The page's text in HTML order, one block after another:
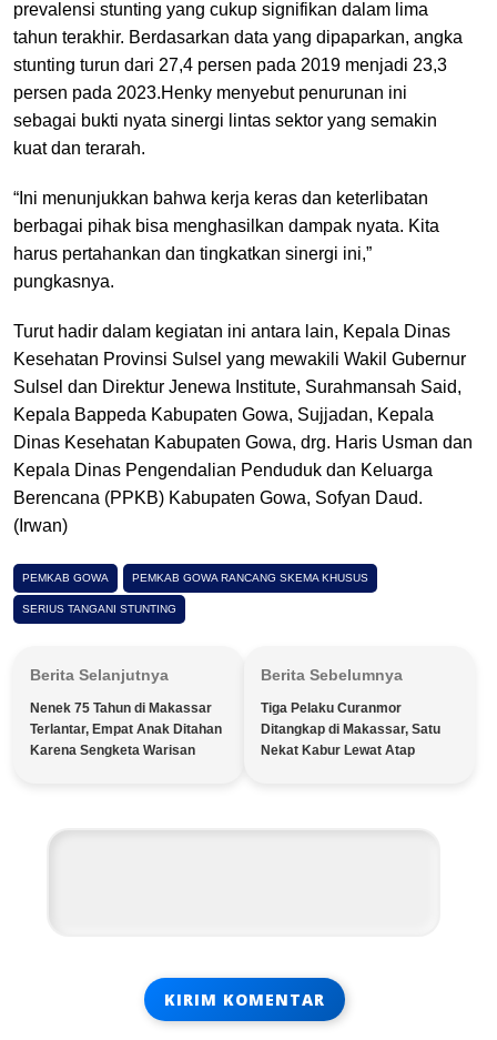
prevalensi stunting yang cukup signifikan dalam lima
tahun terakhir. Berdasarkan data yang dipaparkan, angka
stunting turun dari 27,4 persen pada 2019 menjadi 23,3
persen pada 2023.Henky menyebut penurunan ini
sebagai bukti nyata sinergi lintas sektor yang semakin
kuat dan terarah.
“Ini menunjukkan bahwa kerja keras dan keterlibatan
berbagai pihak bisa menghasilkan dampak nyata. Kita
harus pertahankan dan tingkatkan sinergi ini,”
pungkasnya.
Turut hadir dalam kegiatan ini antara lain, Kepala Dinas
Kesehatan Provinsi Sulsel yang mewakili Wakil Gubernur
Sulsel dan Direktur Jenewa Institute, Surahmansah Said,
Kepala Bappeda Kabupaten Gowa, Sujjadan, Kepala
Dinas Kesehatan Kabupaten Gowa, drg. Haris Usman dan
Kepala Dinas Pengendalian Penduduk dan Keluarga
Berencana (PPKB) Kabupaten Gowa, Sofyan Daud.
(Irwan)
PEMKAB GOWA PEMKAB GOWA RANCANG SKEMA KHUSUS
SERIUS TANGANI STUNTING
Berita Selanjutnya
Nenek 75 Tahun di Makassar
Terlantar, Empat Anak Ditahan
Karena Sengketa Warisan
Berita Sebelumnya
Tiga Pelaku Curanmor
Ditangkap di Makassar, Satu
Nekat Kabur Lewat Atap